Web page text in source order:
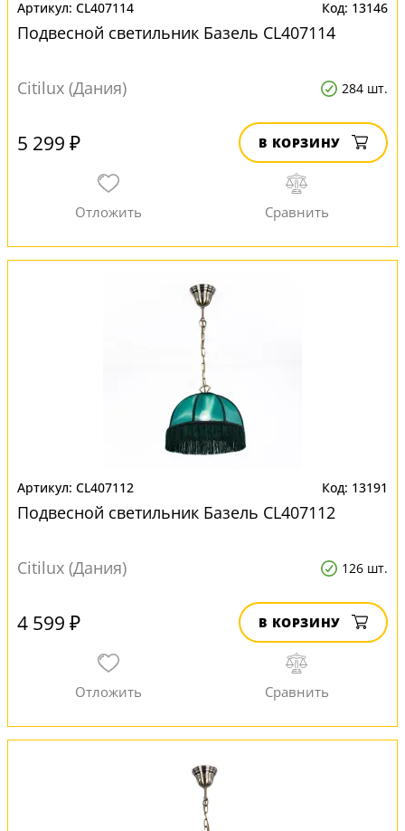
CL407114 13146
Подвесной светильник Базель CL407114
Citilux (Дания) 284 шт.
5 299 ₽ В КОРЗИНУ
CL407112 13191
Подвесной светильник Базель CL407112
Citilux (Дания) 126 шт.
4 599 ₽ В КОРЗИНУ